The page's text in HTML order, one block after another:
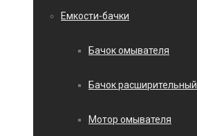
Емкости-бачки
Бачок омывателя
Бачок расширительный
Мотор омывателя